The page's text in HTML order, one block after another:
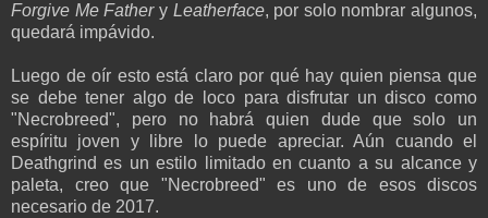
Forgive Me Fathery Leatherface, por solo nombrar algunos,
quedará impávido.
Luego de oír esto está claro por qué hay quien piensa que
se debe tener algo de loco para disfrutar un disco como
"Necrobreed", pero no habrá quien dude que solo un
espíritu joven y libre lo puede apreciar. Aún cuando el
Deathgrind es un estilo limitado en cuanto a su alcance y
paleta, creo que "Necrobreed" es uno de esos discos
necesario de 2017.